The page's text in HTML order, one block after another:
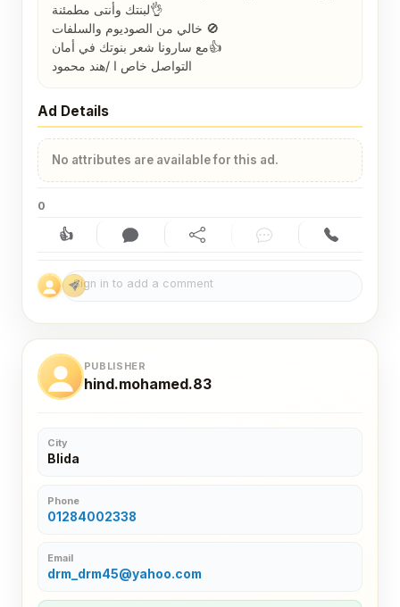
لبنتك وأنتى مطمئنة👌
خالي من الصوديوم والسلفات 🚫
مع سارونا شعر بنوتك في أمان👍
التواصل خاص ا /هند محمود
Ad Details
No attributes are available for this ad.
0
👍
Like (0) Comment (0)Share Chat Contact
PUBLISHER
hind.mohamed.83
City
Blida
Phone
01284002338
Email
drm_drm45@yahoo.com